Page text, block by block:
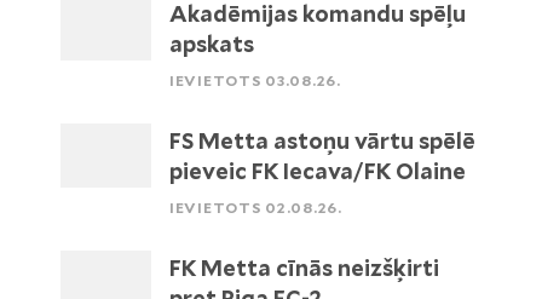
Akadēmijas komandu spēļu
apskats
IEVIETOTS 03.08.26.
FS Metta astoņu vārtu spēlē
pieveic FK Iecava/FK Olaine
IEVIETOTS 02.08.26.
FK Metta cīnās neizšķirti